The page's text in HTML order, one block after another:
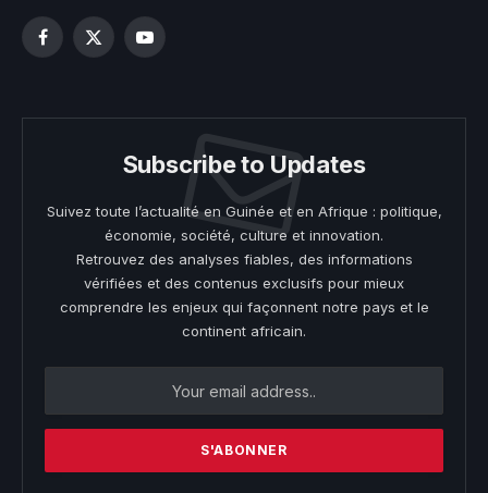
Facebook
X
YouTube
Subscribe to Updates
Suivez toute l’actualité en Guinée et en Afrique : politique,
économie, société, culture et innovation.
Retrouvez des analyses fiables, des informations
vérifiées et des contenus exclusifs pour mieux
comprendre les enjeux qui façonnent notre pays et le
continent africain.